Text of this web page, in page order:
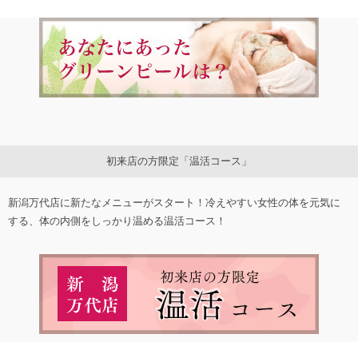
初来店の方限定「温活コース」
新潟万代店に新たなメニューがスタート！冷えやすい女性の体を元気に
する、体の内側をしっかり温める温活コース！